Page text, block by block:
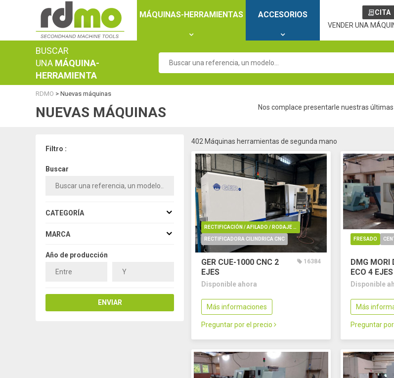
MÁQUINAS-HERRAMIENTAS ACCESORIOS CITA
VENDER UNA
BUSCAR
UNA MÁQUINA-
HERRAMIENTA
RDMO > Nuevas máquinas
NUEVAS MÁQUINAS
Nos complace presentarle nuestras
Filtro :
Buscar
CATEGORÍA
MARCA
Año de producción
ENVIAR
402 Máquinas herramientas de segunda mano
RECTIFICACIÓN / AFILADO / RODAJE / REBARBADO / PULIDO
RECTIFICADORA CILINDRICA CNC
GER CUE-1000 CNC 2
EJES
16384
Disponible ahora
Más informaciones
Preguntar por el precio
FRESADO
DMG MORI
ECO 4 EJES
Disponible
Más
Preguntar